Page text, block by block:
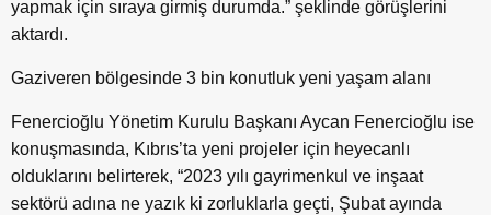
yapmak için sıraya girmiş durumda.” şeklinde görüşlerini
aktardı.
Gaziveren bölgesinde 3 bin konutluk yeni yaşam alanı
Fenercioğlu Yönetim Kurulu Başkanı Aycan Fenercioğlu ise
konuşmasında, Kıbrıs’ta yeni projeler için heyecanlı
olduklarını belirterek, “2023 yılı gayrimenkul ve inşaat
sektörü adına ne yazık ki zorluklarla geçti, Şubat ayında